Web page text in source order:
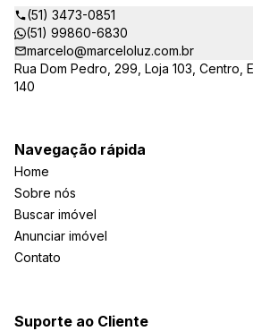
(51) 3473-0851
(51) 99860-6830
marcelo@marceloluz.com.br
Rua Dom Pedro, 299, Loja 103, Centro,
140
Navegação rápida
Home
Sobre nós
Buscar imóvel
Anunciar imóvel
Contato
Suporte ao Cliente